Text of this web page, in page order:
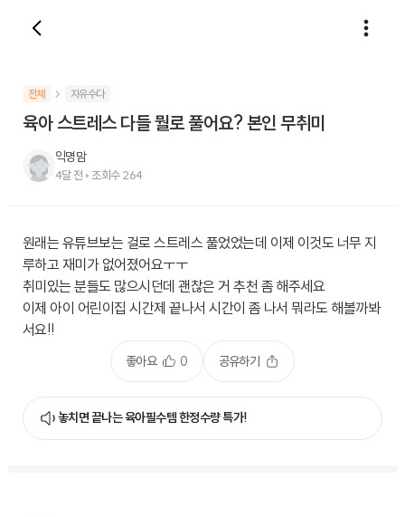
전체 자유수다
육아 스트레스 다들 뭘로 풀어요? 본인 무취미
익명맘
4달 전 • 조회수264
원래는 유튜브보는 걸로 스트레스 풀었었는데 이제 이것도 너무 지
루하고 재미가 없어졌어요ㅜㅜ
취미있는 분들도 많으시던데 괜찮은 거 추천 좀 해주세요
이제 아이 어린이집 시간제 끝나서 시간이 좀 나서 뭐라도 해볼까봐
서요!!
좋아요 0 공유하기
놓치면 끝나는 육아필수템 한정수량 특가!